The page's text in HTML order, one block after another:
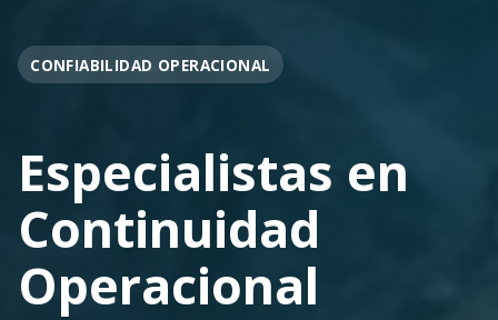
OPERACIÓN EN FAENA
Soporte
Operacional
Continuo